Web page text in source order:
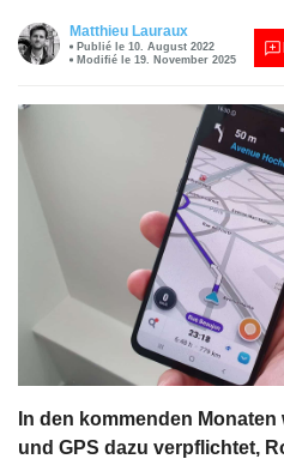
Matthieu Lauraux
Publié le 10. August 2022
Modifié le 19. November 2025
In den kommenden
und GPS dazu verpflichtet,